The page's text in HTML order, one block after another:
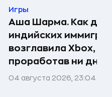
Игры
Аша Шарма. Как
индийских
возглавила Xbox, не
проработав ни дня
04 августа 2026, 23:04